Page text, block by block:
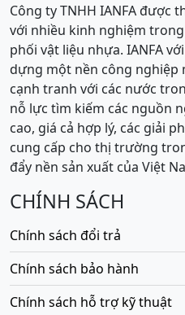
Công ty TNHH IANFA được
với nhiều kinh nghiệm
phối vật liệu nhựa. IANFA
dựng một nền công nghiệp
cạnh tranh với các nước
nỗ lực tìm kiếm các nguồn
cao, giá cả hợp lý, các giải
cung cấp cho thị trường
đẩy nền sản xuất của Việt
CHÍNH SÁCH
Chính sách đổi trả
Chính sách bảo hành
Chính sách hỗ trợ kỹ thuật